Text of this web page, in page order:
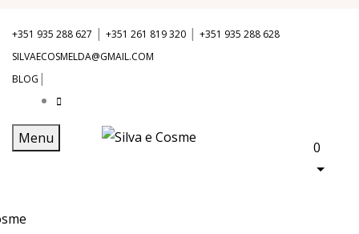
+351 935 288 627 | +351 261 819 320 | +351 935 288 628
SILVAECOSMELDA@GMAIL.COM
BLOG |
Menu
0